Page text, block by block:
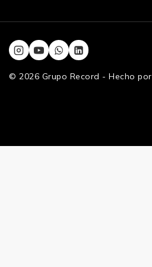
© 2026 Grupo Record - Hecho por